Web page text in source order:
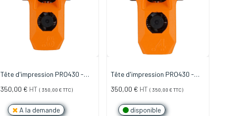
Tête d'impression PRO430 -
350,00 € HT ( 350,00 € TTC)
A la demande
Tête d'impression PRO430 -
350,00 € HT ( 350,00 € TTC)
disponible